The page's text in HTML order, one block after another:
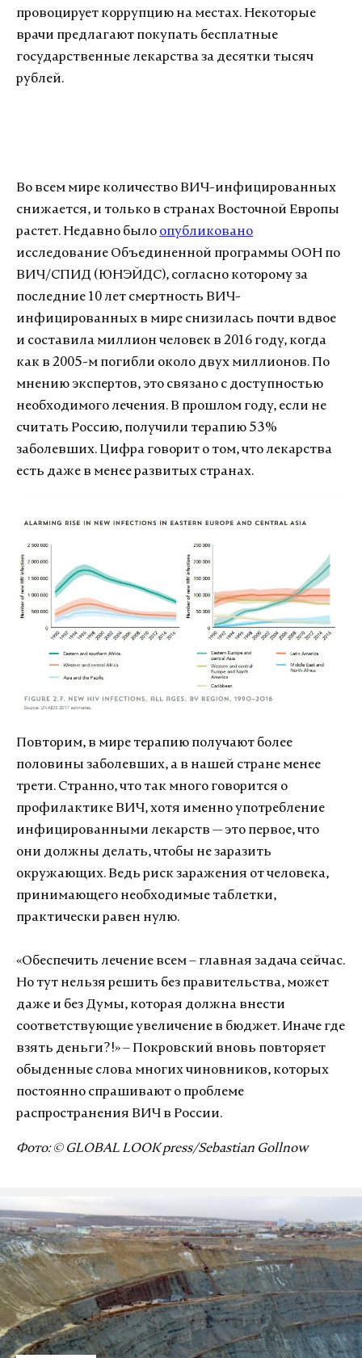
провоцирует коррупцию на местах. Некоторые
врачи предлагают покупать бесплатные
государственные лекарства за десятки тысяч
рублей.
Во всем мире количество ВИЧ-инфицированных
снижается, и только в странах Восточной Европы
растет. Недавно было опубликовано
исследование Объединенной программы ООН по
ВИЧ/СПИД (ЮНЭЙДС), согласно которому за
последние 10 лет смертность ВИЧ-
инфицированных в мире снизилась почти вдвое
и составила миллион человек в 2016 году, когда
как в 2005-м погибли около двух миллионов. По
мнению экспертов, это связано с доступностью
необходимого лечения. В прошлом году, если не
считать Россию, получили терапию 53%
заболевших. Цифра говорит о том, что лекарства
есть даже в менее развитых странах.
Повторим, в мире терапию получают более
половины заболевших, а в нашей стране менее
трети. Странно, что так много говорится о
профилактике ВИЧ, хотя именно употребление
инфицированными лекарств — это первое, что
они должны делать, чтобы не заразить
окружающих. Ведь риск заражения от человека,
принимающего необходимые таблетки,
практически равен нулю.
«Обеспечить лечение всем – главная задача сейчас.
Но тут нельзя решить без правительства, может
даже и без Думы, которая должна внести
соответствующие увеличение в бюджет. Иначе где
взять деньги?!» – Покровский вновь повторяет
обыденные слова многих чиновников, которых
постоянно спрашивают о проблеме
распространения ВИЧ в России.
Фото: © GLOBAL LOOK press/Sebastian Gollnow